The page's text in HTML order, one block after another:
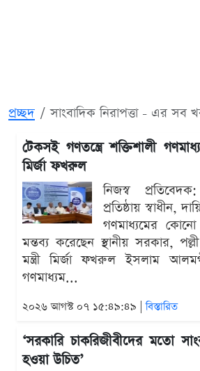
প্রচ্ছদ সাংবাদিক নিরাপত্তা - এর সব
টেকসই গণতন্ত্রে শক্তিশালী
মির্জা ফখরুল
নিজস্ব
প্রতিষ্ঠায় স্বাধীন,
গণমাধ্যমের
মন্তব্য করেছেন স্থানীয় সরকার,
মন্ত্রী মির্জা ফখরুল ইসলাম
গণমাধ্যম...
২০২৬ আগস্ট ০৭ ১৫:৪৯:৪৯ |বিস্তারিত
‘সরকারি চাকরিজীবীদের মতো
হওয়া উচিত’